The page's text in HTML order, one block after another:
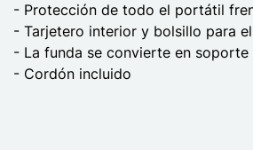
- Protección de todo el portátil
- Tarjetero interior y bolsillo para
- La funda se convierte en soporte
- Cordón incluido